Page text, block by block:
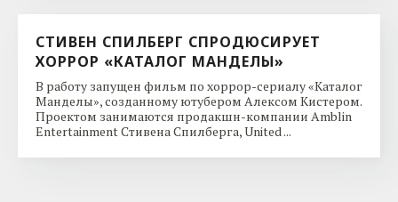
СТИВЕН СПИЛБЕРГ СПРОДЮСИРУЕТ
ХОРРОР «КАТАЛОГ МАНДЕЛЫ»
В работу запущен фильм по хоррор-сериалу «Каталог
Манделы», созданному ютубером Алексом Кистером.
Проектом занимаются продакшн-компании Amblin
Entertainment Стивена Спилберга, United ...